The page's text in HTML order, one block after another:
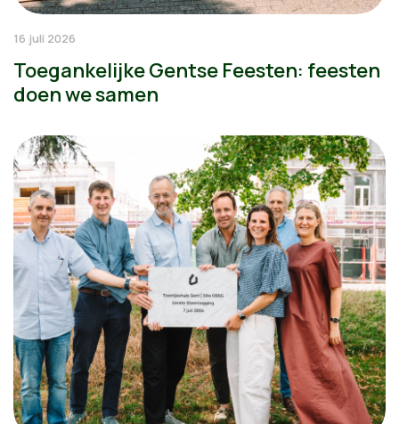
16 juli 2026
Toegankelijke Gentse Feesten: feesten
doen we samen